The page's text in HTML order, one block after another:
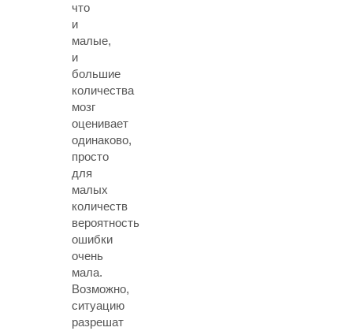
что
и
малые,
и
большие
количества
мозг
оценивает
одинаково,
просто
для
малых
количеств
вероятность
ошибки
очень
мала.
Возможно,
ситуацию
разрешат